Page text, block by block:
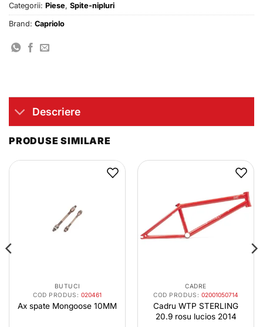
Categorii: Piese, Spite-nipluri
Brand: Capriolo
Descriere
PRODUSE SIMILARE
BUTUCI
COD PRODUS: 020461
Ax spate Mongoose 10MM
CADRE
COD PRODUS: 02001050714
Cadru WTP STERLING
20.9 rosu lucios 2014